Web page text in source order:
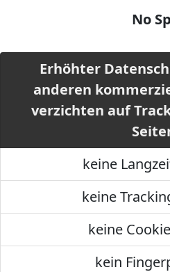
No
Erhöhter
anderen
verzichten auf
keine
keine
keine
kein